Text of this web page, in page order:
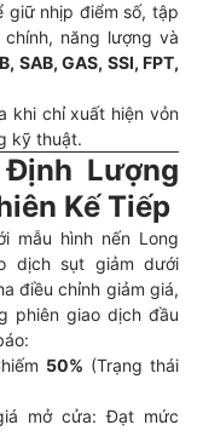
giữ nhịp điểm số, tập
năng lượng và
SAB, GAS, SSI, FPT,
khi chỉ xuất hiện vỏn
kỹ thuật.
Lượng
Kế Tiếp
mẫu hình nến Long
dịch sụt giảm dưới
điều chỉnh giảm giá,
phiên giao dịch đầu
50% (Trạng thái
mở cửa: Đạt mức